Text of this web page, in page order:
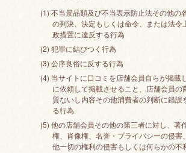
(1) 不当景品類及び不当表示防止法その他の
の判決、決定もしくは命令、または法令
政措置に違反する行為
(2) 犯罪に結びつく行為
(3) 公序良俗に反する行為
(4) 当サイトに口コミを店舗会員自らが掲載
に依頼して掲載させること、店舗会員の
質ないし内容その他消費者の判断に錯誤
る行為
(5) 他の店舗会員その他の第三者に対し、著
権、肖像権、名誉・プライバシーの侵害
他一切の権利の侵害もしくは何らかの不